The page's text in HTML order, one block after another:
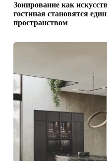
Зонирование как
гостиная становятся
пространством